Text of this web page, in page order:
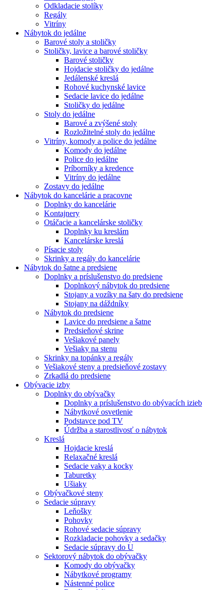
Odkladacie stolíky
Regály
Vitríny
Nábytok do jedálne
Barové stoly a stoličky
Stoličky, lavice a barové stoličky
Barové stoličky
Hojdacie stoličky do jedálne
Jedálenské kreslá
Rohové kuchynské lavice
Sedacie lavice do jedálne
Stoličky do jedálne
Stoly do jedálne
Barové a zvýšené stoly
Rozložitelné stoly do jedálne
Vitríny, komody a police do jedálne
Komody do jedálne
Police do jedálne
Príborníky a kredence
Vitríny do jedálne
Zostavy do jedálne
Nábytok do kancelárie a pracovne
Doplnky do kancelárie
Kontajnery
Otáčacie a kancelárske stoličky
Doplnky ku kreslám
Kancelárske kreslá
Písacie stoly
Skrinky a regály do kancelárie
Nábytok do šatne a predsiene
Doplnky a príslušenstvo do predsiene
Doplnkový nábytok do predsiene
Stojany a vozíky na šaty do predsiene
Stojany na dáždníky
Nábytok do predsiene
Lavice do predsiene a šatne
Predsieňové skrine
Vešiakové panely
Vešiaky na stenu
Skrinky na topánky a regály
Vešiakové steny a predsieňové zostavy
Zrkadlá do predsiene
Obývacie izby
Doplnky do obývačky
Doplnky a príslušenstvo do obývacích izieb
Nábytkové osvetlenie
Podstavce pod TV
Údržba a starostlivosť o nábytok
Kreslá
Hojdacie kreslá
Relaxačné kreslá
Sedacie vaky a kocky
Taburetky
Ušiaky
Obývačkové steny
Sedacie súpravy
Leňošky
Pohovky
Rohové sedacie súpravy
Rozkladacie pohovky a sedačky
Sedacie súpravy do U
Sektorový nábytok do obývačky
Komody do obývačky
Nábytkové programy
Nástenné police